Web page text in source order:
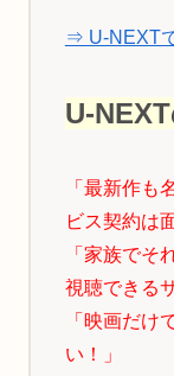
⇒ U-NEXT
U-
「最新作も
ビス契約は
「家族でそ
視聴できる
「映画だけ
い！」